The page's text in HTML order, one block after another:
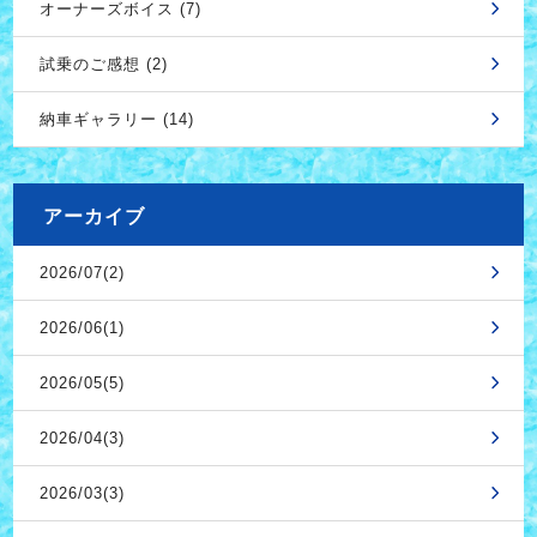
オーナーズボイス (7)
試乗のご感想 (2)
納車ギャラリー (14)
アーカイブ
2026/07(2)
2026/06(1)
2026/05(5)
2026/04(3)
2026/03(3)